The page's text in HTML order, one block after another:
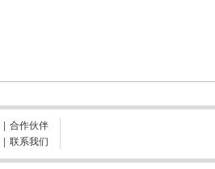
合作伙伴
联系我们